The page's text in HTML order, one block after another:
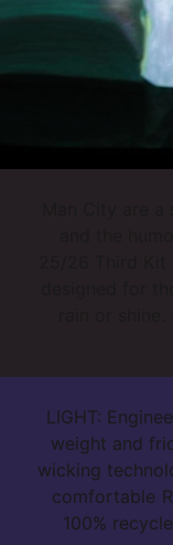
reciclado,
Corte semi-
Tipo de material
Longitud regular
LIGHT:
weight and
wicking
comfortable
100%